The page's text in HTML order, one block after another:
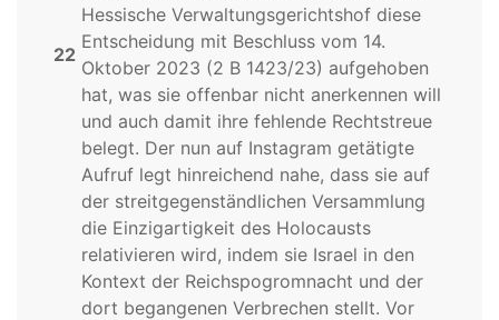
22
Hessische Verwaltungsgerichtshof diese
Entscheidung mit Beschluss vom 14.
Oktober 2023 (2 B 1423/23) aufgehoben
hat, was sie offenbar nicht anerkennen will
und auch damit ihre fehlende Rechtstreue
belegt. Der nun auf Instagram getätigte
Aufruf legt hinreichend nahe, dass sie auf
der streitgegenständlichen Versammlung
die Einzigartigkeit des Holocausts
relativieren wird, indem sie Israel in den
Kontext der Reichspogromnacht und der
dort begangenen Verbrechen stellt. Vor